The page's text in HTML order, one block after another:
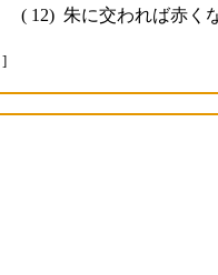
( 12) 朱に交われば赤く
]